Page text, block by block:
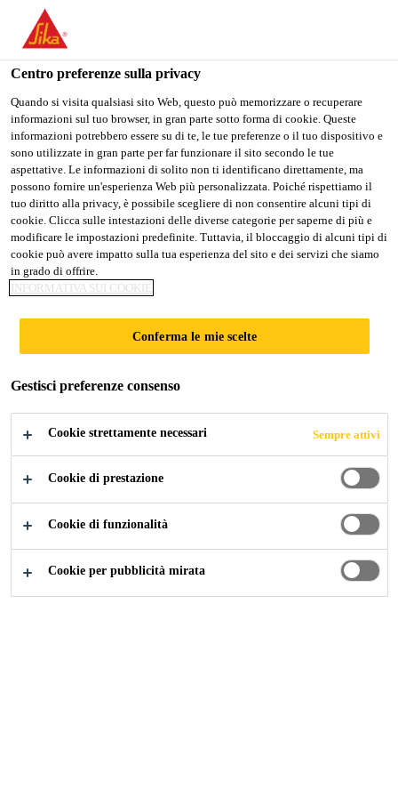
Stai visitando il sito web della "Sika Italia", sembra che si stia
accedendo da "Stati Uniti". Esiste un sito web separato per il
vostro paese.
PASSARE A
SIKA USA
RIMANERE
SIKA ITALIA
SELEZIONARE
IL PAESE
Sika Italia
PRODOTTI SIKA
PER I TRASPORTI
SikaFast®-555 L05
Centro preferenze sulla privacy
Quando si visita qualsiasi sito Web, questo può memorizzare o recuperare
informazioni sul tuo browser, in gran parte sotto forma di cookie. Queste
informazioni potrebbero essere su di te, le tue preferenze o il tuo dispositivo e
sono utilizzate in gran parte per far funzionare il sito secondo le tue
aspettative. Le informazioni di solito non ti identificano direttamente, ma
possono fornire un'esperienza Web più personalizzata. Poiché rispettiamo il
tuo diritto alla privacy, è possibile scegliere di non consentire alcuni tipi di
cookie. Clicca sulle intestazioni delle diverse categorie per saperne di più e
modificare le impostazioni predefinite. Tuttavia, il bloccaggio di alcuni tipi di
cookie può avere impatto sulla tua esperienza del sito e dei servizi che siamo
in grado di offrire.
INFORMATIVA SUI COOKIE
Conferma le mie scelte
Gestisci preferenze consenso
Cookie strettamente necessari Sempre attivi
Cookie di prestazione
Cookie di funzionalità
Cookie per pubblicità mirata